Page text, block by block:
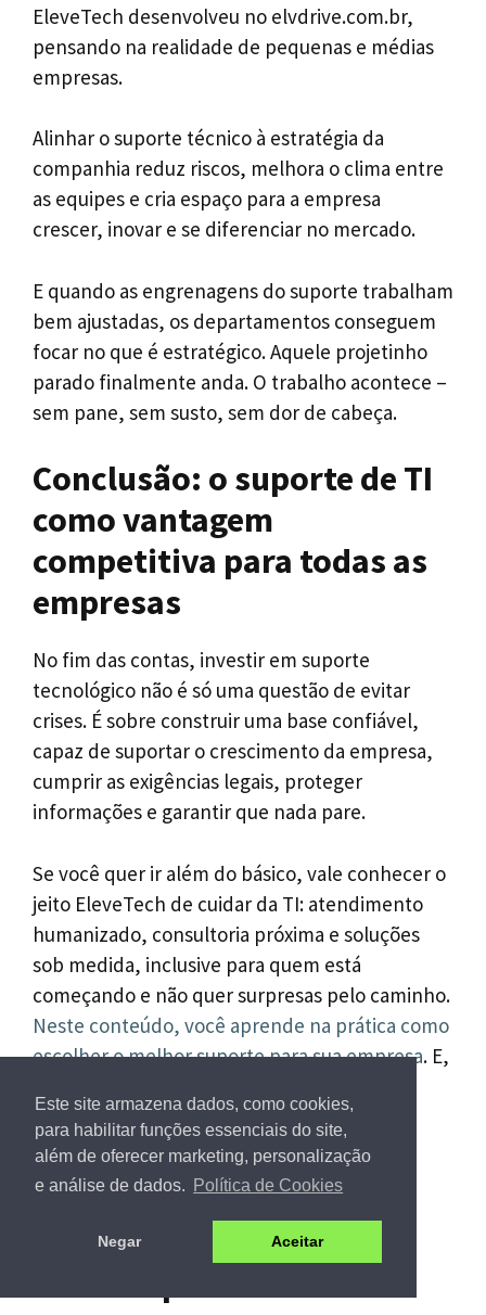
Este site armazena dados, como cookies,
para habilitar funções essenciais do site,
além de oferecer marketing, personalização
e análise de dados.
Política de Cookies
Negar Aceitar
EleveTech desenvolveu no elvdrive.com.br,
pensando na realidade de pequenas e médias
empresas.
Alinhar o suporte técnico à estratégia da
companhia reduz riscos, melhora o clima entre
as equipes e cria espaço para a empresa
crescer, inovar e se diferenciar no mercado.
E quando as engrenagens do suporte trabalham
bem ajustadas, os departamentos conseguem
focar no que é estratégico. Aquele projetinho
parado finalmente anda. O trabalho acontece –
sem pane, sem susto, sem dor de cabeça.
Conclusão: o suporte de TI
como vantagem
competitiva para todas as
empresas
No fim das contas, investir em suporte
tecnológico não é só uma questão de evitar
crises. É sobre construir uma base confiável,
capaz de suportar o crescimento da empresa,
cumprir as exigências legais, proteger
informações e garantir que nada pare.
Se você quer ir além do básico, vale conhecer o
jeito EleveTech de cuidar da TI: atendimento
humanizado, consultoria próxima e soluções
sob medida, inclusive para quem está
começando e não quer surpresas pelo caminho.
Neste conteúdo, você aprende na prática como
escolher o melhor suporte para sua empresa. E,
EleveTech para transformar tecnologia em
aliado do seu negócio – e não em motivo de
estresse.
Perguntas frequentes